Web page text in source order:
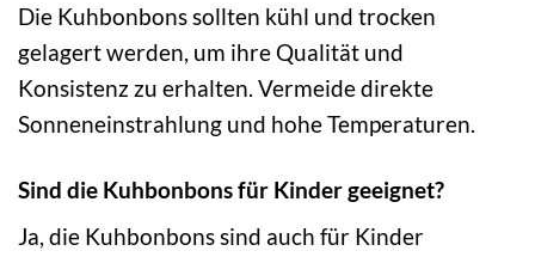
Die Kuhbonbons sollten kühl und trocken
gelagert werden, um ihre Qualität und
Konsistenz zu erhalten. Vermeide direkte
Sonneneinstrahlung und hohe Temperaturen.
Sind die Kuhbonbons für Kinder geeignet?
Ja, die Kuhbonbons sind auch für Kinder